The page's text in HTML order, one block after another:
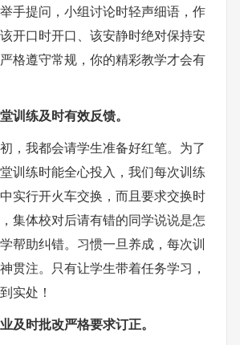
手提问，小组讨论时轻声细语，作
开口时开口、该安静时绝对保持安
格遵守常规，你的精彩教学才会有
训练及时有效反馈。
，我都会请学生准备好红笔。为了
训练时能全心投入，我们每次训练
实行开火车交换，而且要求交换时
集体校对后请有错的同学说说是怎
帮助纠错。习惯一旦养成，每次训
贯注。只有让学生带着任务学习，
实处！
及时批改严格要求订正。